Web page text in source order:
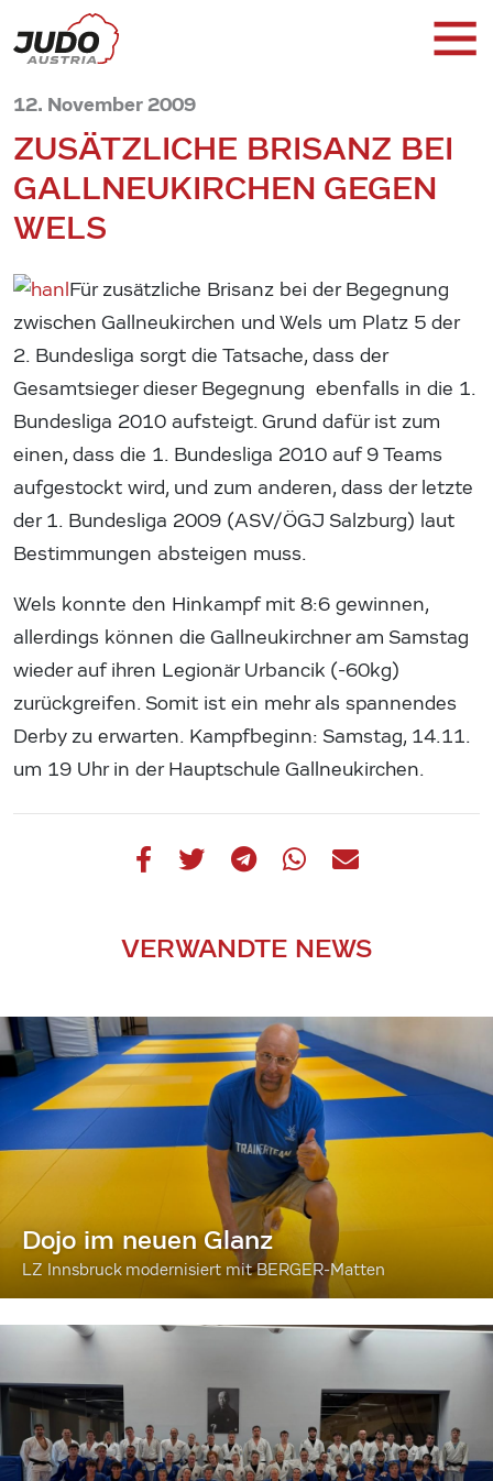
12. November 2009
ZUSÄTZLICHE BRISANZ BEI
GALLNEUKIRCHEN GEGEN
WELS
Für zusätzliche Brisanz bei der Begegnung
zwischen Gallneukirchen und Wels um Platz 5 der
2. Bundesliga sorgt die Tatsache, dass der
Gesamtsieger dieser Begegnung ebenfalls in die 1.
Bundesliga 2010 aufsteigt. Grund dafür ist zum
einen, dass die 1. Bundesliga 2010 auf 9 Teams
aufgestockt wird, und zum anderen, dass der letzte
der 1. Bundesliga 2009 (ASV/ÖGJ Salzburg) laut
Bestimmungen absteigen muss.
Wels konnte den Hinkampf mit 8:6 gewinnen,
allerdings können die Gallneukirchner am Samstag
wieder auf ihren Legionär Urbancik (-60kg)
zurückgreifen. Somit ist ein mehr als spannendes
Derby zu erwarten. Kampfbeginn: Samstag, 14.11.
um 19 Uhr in der Hauptschule Gallneukirchen.
VERWANDTE NEWS
Dojo im neuen Glanz
LZ Innsbruck modernisiert mit BERGER-Matten